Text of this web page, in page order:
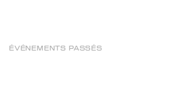
ÉVÉNEMENTS PASSÉS